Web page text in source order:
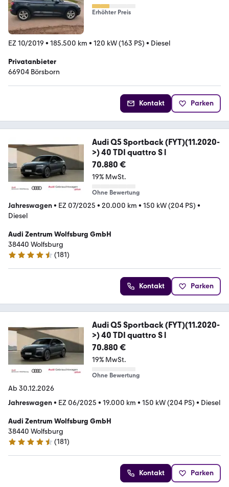
Erhöhter Preis
EZ 10/2019 • 185.500 km • 120 kW (163 PS) • Diesel
Privatanbieter
66904 Börsborn
Kontakt Parken
Audi Q5 Sportback (FYT)(11.2020-
>) 40 TDI quattro S l
70.880 €
19% MwSt.
Ohne Bewertung
Jahreswagen• EZ 07/2025 • 20.000 km • 150 kW (204 PS) •
Diesel
Audi Zentrum Wolfsburg GmbH
38440 Wolfsburg
4.4 Sterne
(181)
Kontakt Parken
Audi Q5 Sportback (FYT)(11.2020-
>) 40 TDI quattro S l
70.880 €
19% MwSt.
Ohne Bewertung
Ab 30.12.2026
Jahreswagen• EZ 06/2025 • 19.000 km • 150 kW (204 PS) • Diesel
Audi Zentrum Wolfsburg GmbH
38440 Wolfsburg
4.4 Sterne
(181)
Kontakt Parken